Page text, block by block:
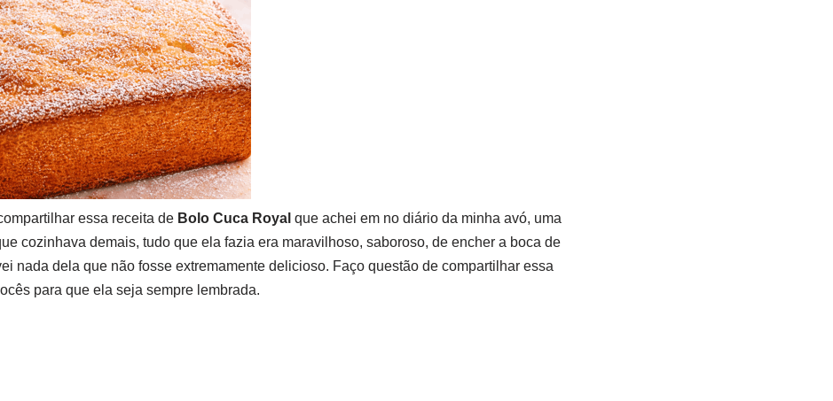
essa receita de Bolo Cuca Royal que achei em no diário da minha avó, uma
cozinhava demais, tudo que ela fazia era maravilhoso, saboroso, de encher a boca de
nada dela que não fosse extremamente delicioso. Faço questão de compartilhar essa
para que ela seja sempre lembrada.